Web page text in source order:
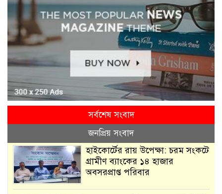
সর্বশেষ সংবাদ
জনপ্রিয় সংবাদ
হাইকোর্টের রায় উপেক্ষা: চরম সংকটে
গ্রামীণ ব্যাংকের ১৪ হাজার
অবসরপ্রাপ্ত পরিবার